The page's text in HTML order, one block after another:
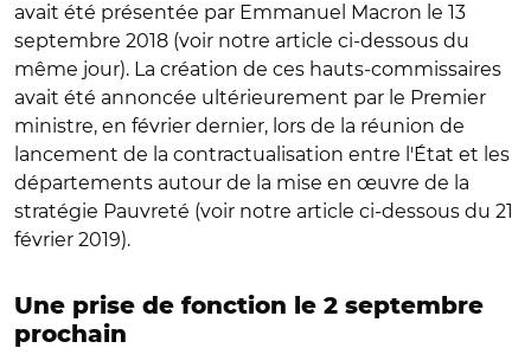
avait été présentée par Emmanuel Macron le 13
septembre 2018 (voir notre article ci-dessous du
même jour). La création de ces hauts-commissaires
avait été annoncée ultérieurement par le Premier
ministre, en février dernier, lors de la réunion de
lancement de la contractualisation entre l'État et les
départements autour de la mise en œuvre de la
stratégie Pauvreté (voir notre article ci-dessous du 21
février 2019).
Une prise de fonction le 2 septembre
prochain